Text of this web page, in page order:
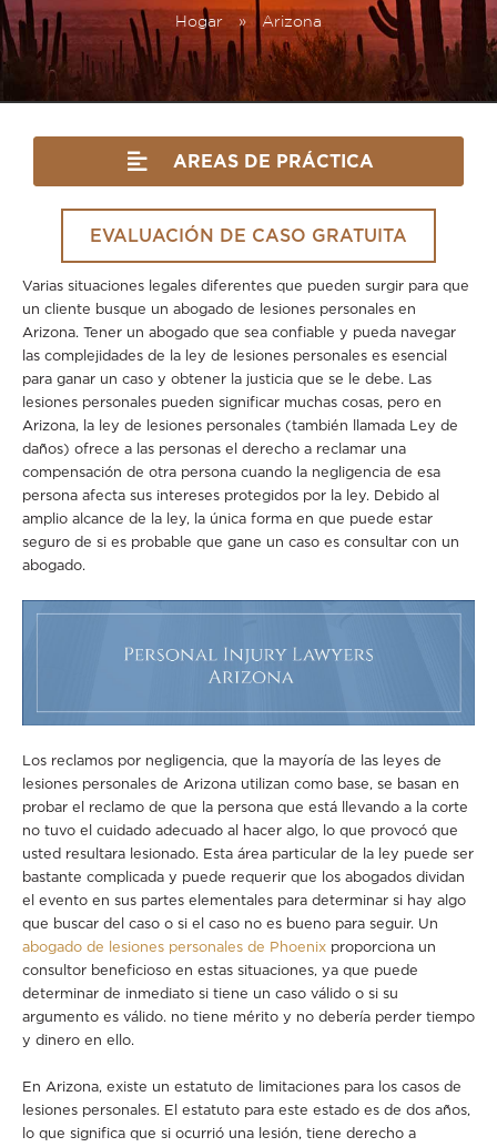
Hogar » Arizona
AREAS DE PRÁCTICA
EVALUACIÓN DE CASO GRATUITA
Varias situaciones legales diferentes que pueden surgir para que
un cliente busque un abogado de lesiones personales en
Arizona. Tener un abogado que sea confiable y pueda navegar
las complejidades de la ley de lesiones personales es esencial
para ganar un caso y obtener la justicia que se le debe. Las
lesiones personales pueden significar muchas cosas, pero en
Arizona, la ley de lesiones personales (también llamada Ley de
daños) ofrece a las personas el derecho a reclamar una
compensación de otra persona cuando la negligencia de esa
persona afecta sus intereses protegidos por la ley. Debido al
amplio alcance de la ley, la única forma en que puede estar
seguro de si es probable que gane un caso es consultar con un
abogado.
Los reclamos por negligencia, que la mayoría de las leyes de
lesiones personales de Arizona utilizan como base, se basan en
probar el reclamo de que la persona que está llevando a la corte
no tuvo el cuidado adecuado al hacer algo, lo que provocó que
usted resultara lesionado. Esta área particular de la ley puede ser
bastante complicada y puede requerir que los abogados dividan
el evento en sus partes elementales para determinar si hay algo
que buscar del caso o si el caso no es bueno para seguir. Un
abogado de lesiones personales de Phoenix proporciona un
consultor beneficioso en estas situaciones, ya que puede
determinar de inmediato si tiene un caso válido o si su
argumento es válido. no tiene mérito y no debería perder tiempo
y dinero en ello.
En Arizona, existe un estatuto de limitaciones para los casos de
lesiones personales. El estatuto para este estado es de dos años,
lo que significa que si ocurrió una lesión, tiene derecho a